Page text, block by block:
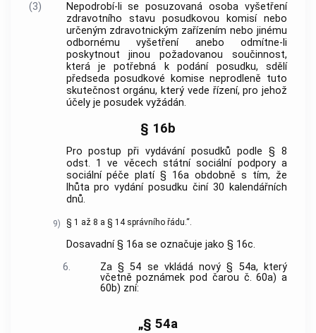
(3)
Nepodrobí-li se posuzovaná osoba vyšetření
zdravotního stavu posudkovou komisí nebo
určeným zdravotnickým zařízením nebo jinému
odbornému vyšetření anebo odmítne-li
poskytnout jinou požadovanou součinnost,
která je potřebná k podání posudku, sdělí
předseda posudkové komise neprodleně tuto
skutečnost orgánu, který vede řízení, pro jehož
účely je posudek vyžádán.
§ 16b
Pro postup při vydávání posudků podle § 8
odst. 1 ve věcech státní sociální podpory a
sociální péče platí § 16a obdobně s tím, že
lhůta pro vydání posudku činí 30 kalendářních
dnů.
9) § 1 až 8 a § 14 správního řádu.“.
Dosavadní § 16a se označuje jako § 16c.
6.
Za § 54 se vkládá nový § 54a, který
včetně poznámek pod čarou č. 60a) a
60b) zní:
„§ 54a